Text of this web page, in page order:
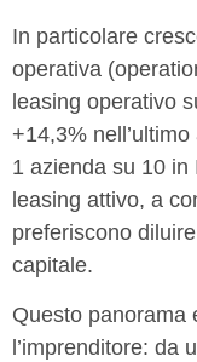
In particolare
operativa
leasing operativo
+14,3%
1 azienda su 10 in
leasing attivo, a
preferiscono
capitale.
Questo panorama
l’imprenditore: da